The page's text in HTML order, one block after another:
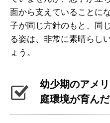
面から支えていることに
子が同じ方針のもと、同
る姿は、非常に素晴らし
ょう。
幼少期のアメ
庭環境が育ん